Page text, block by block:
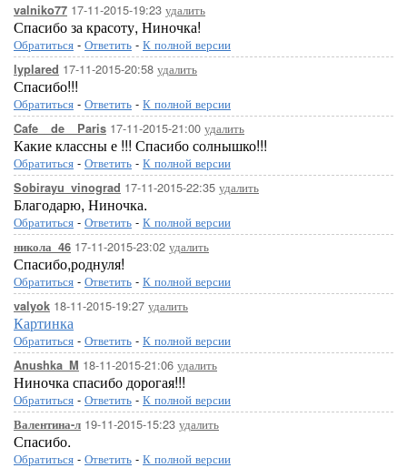
valniko77 17-11-2015-19:23 удалить
Спасибо за красоту, Ниночка!
Обратиться - Ответить - К полной версии
lyplared 17-11-2015-20:58 удалить
Спасибо!!!
Обратиться - Ответить - К полной версии
Cafe__de__Paris 17-11-2015-21:00 удалить
Какие классны е !!! Спасибо солнышко!!!
Обратиться - Ответить - К полной версии
Sobirayu_vinograd 17-11-2015-22:35 удалить
Благодарю, Ниночка.
Обратиться - Ответить - К полной версии
никола_46 17-11-2015-23:02 удалить
Спасибо,роднуля!
Обратиться - Ответить - К полной версии
valyok 18-11-2015-19:27 удалить
Картинка
Обратиться - Ответить - К полной версии
Anushka_M 18-11-2015-21:06 удалить
Ниночка спасибо дорогая!!!
Обратиться - Ответить - К полной версии
Валентина-л 19-11-2015-15:23 удалить
Спасибо.
Обратиться - Ответить - К полной версии